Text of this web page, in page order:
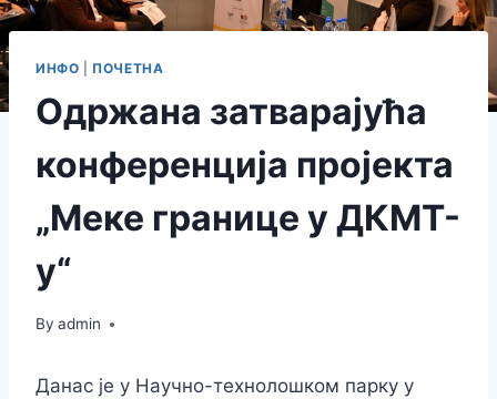
ИНФО ПОЧЕТНА
Одржана затварајућа
конференција пројекта
„Меке границе у ДКМТ-
у“
By admin
Данас је у Научно-технолошком парку у